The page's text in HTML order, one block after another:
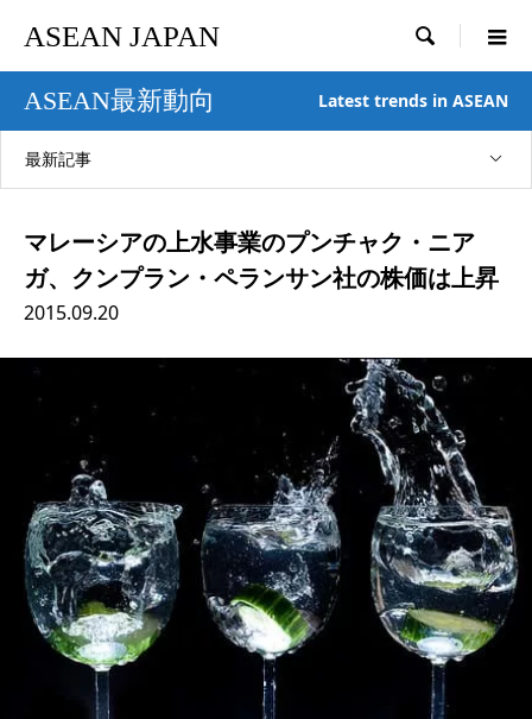
ASEAN JAPAN 
ASEAN最新動向 Latest trends in ASEAN
最新記事
マレーシアの上水事業のプンチャク・ニア
ガ、クンプラン・ペランサン社の株価は上昇
2015.09.20